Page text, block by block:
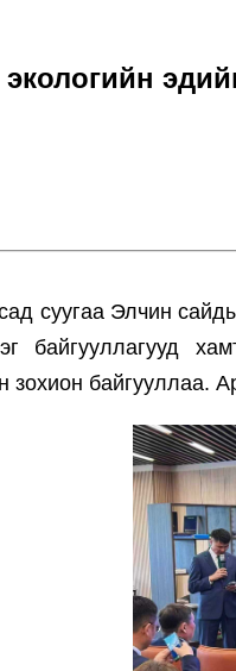
суугаа Элчин
байгууллагууд
зохион байгууллаа.